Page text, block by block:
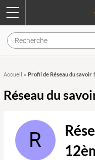
Accueil » Profil de Réseau du savoir
Réseau du
R